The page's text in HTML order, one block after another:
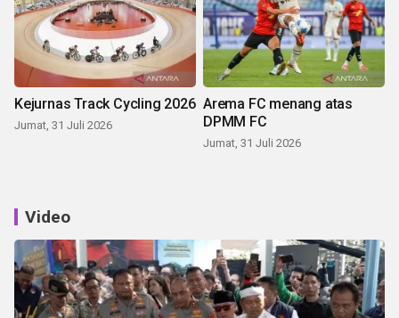
Kejurnas Track Cycling 2026
Jumat, 31 Juli 2026
Arema FC menang atas
DPMM FC
Jumat, 31 Juli 2026
Video